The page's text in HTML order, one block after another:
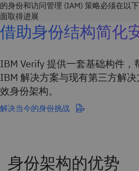
的身份和访问管理 (IAM) 策略必须在以
面取得进展
借助身份结构简化
IBM Verify 提供一套基础构件，
IBM 解决方案与现有第三方解
效身份架构。
解决当今的身份挑战